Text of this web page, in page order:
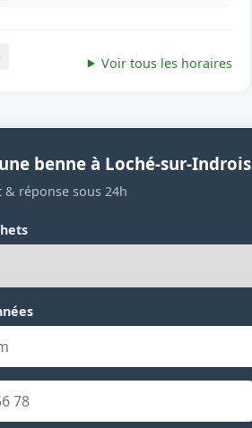
Voir tous les horaires
benne à Loché-sur-Indrois
& réponse sous 24h